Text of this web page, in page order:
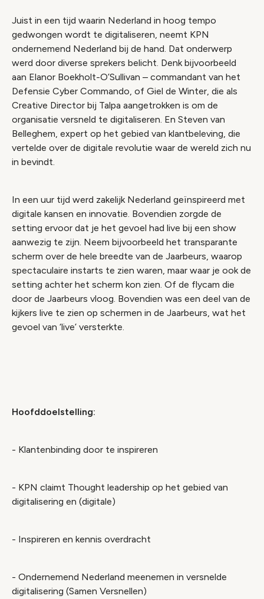
Juist in een tijd waarin Nederland in hoog tempo
gedwongen wordt te digitaliseren, neemt KPN
ondernemend Nederland bij de hand. Dat onderwerp
werd door diverse sprekers belicht. Denk bijvoorbeeld
aan Elanor Boekholt-O’Sullivan – commandant van het
Defensie Cyber Commando, of Giel de Winter, die als
Creative Director bij Talpa aangetrokken is om de
organisatie versneld te digitaliseren. En Steven van
Belleghem, expert op het gebied van klantbeleving, die
vertelde over de digitale revolutie waar de wereld zich nu
in bevindt.
In een uur tijd werd zakelijk Nederland geïnspireerd met
digitale kansen en innovatie. Bovendien zorgde de
setting ervoor dat je het gevoel had live bij een show
aanwezig te zijn. Neem bijvoorbeeld het transparante
scherm over de hele breedte van de Jaarbeurs, waarop
spectaculaire instarts te zien waren, maar waar je ook de
setting achter het scherm kon zien. Of de flycam die
door de Jaarbeurs vloog. Bovendien was een deel van de
kijkers live te zien op schermen in de Jaarbeurs, wat het
gevoel van ‘live’ versterkte.
Hoofddoelstelling:
- Klantenbinding door te inspireren
- KPN claimt Thought leadership op het gebied van
digitalisering en (digitale)
- Inspireren en kennis overdracht
- Ondernemend Nederland meenemen in versnelde
digitalisering (Samen Versnellen)